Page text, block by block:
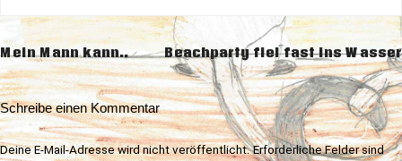
Beitragsnavigation
Mein Mann kann.. Beachparty fiel fast ins Wasser
Schreibe einen Kommentar
Deine E-Mail-Adresse wird nicht veröffentlicht. Erforderliche Felder sind